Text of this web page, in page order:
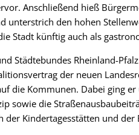
Anschließend hieß
unterstrich den hohen
Stadt künftig auch als
Städtebundes Rheinland-
der neuen
die Kommunen. Dabei ging
sowie die
der Kindertagesstätten und